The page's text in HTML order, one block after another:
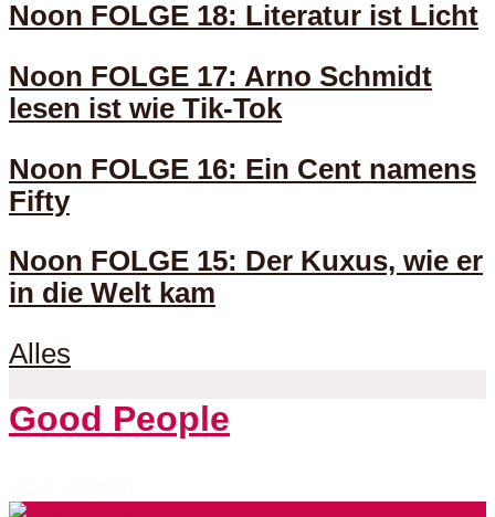
Noon FOLGE 18: Literatur ist Licht
Noon FOLGE 17: Arno Schmidt
lesen ist wie Tik-Tok
Noon FOLGE 16: Ein Cent namens
Fifty
Noon FOLGE 15: Der Kuxus, wie er
in die Welt kam
Alles
Good People